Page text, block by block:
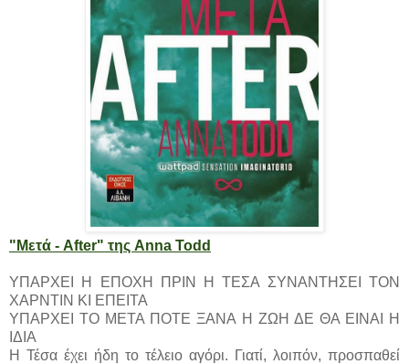
"Μετά - After" της Anna Todd
ΥΠΑΡΧΕΙ Η ΕΠΟΧΗ ΠΡΙΝ Η ΤΕΣΑ ΣΥΝΑΝΤΗΣΕΙ ΤΟΝ
ΧΑΡΝΤΙΝ ΚΙ ΕΠΕΙΤΑ
ΥΠΑΡΧΕΙ ΤΟ ΜΕΤΑ ΠΟΤΕ ΞΑΝΑ Η ΖΩΗ ΔΕ ΘΑ ΕΙΝΑΙ Η
ΙΔΙΑ
Η Τέσα έχει ήδη το τέλειο αγόρι. Γιατί, λοιπόν, προσπαθεί